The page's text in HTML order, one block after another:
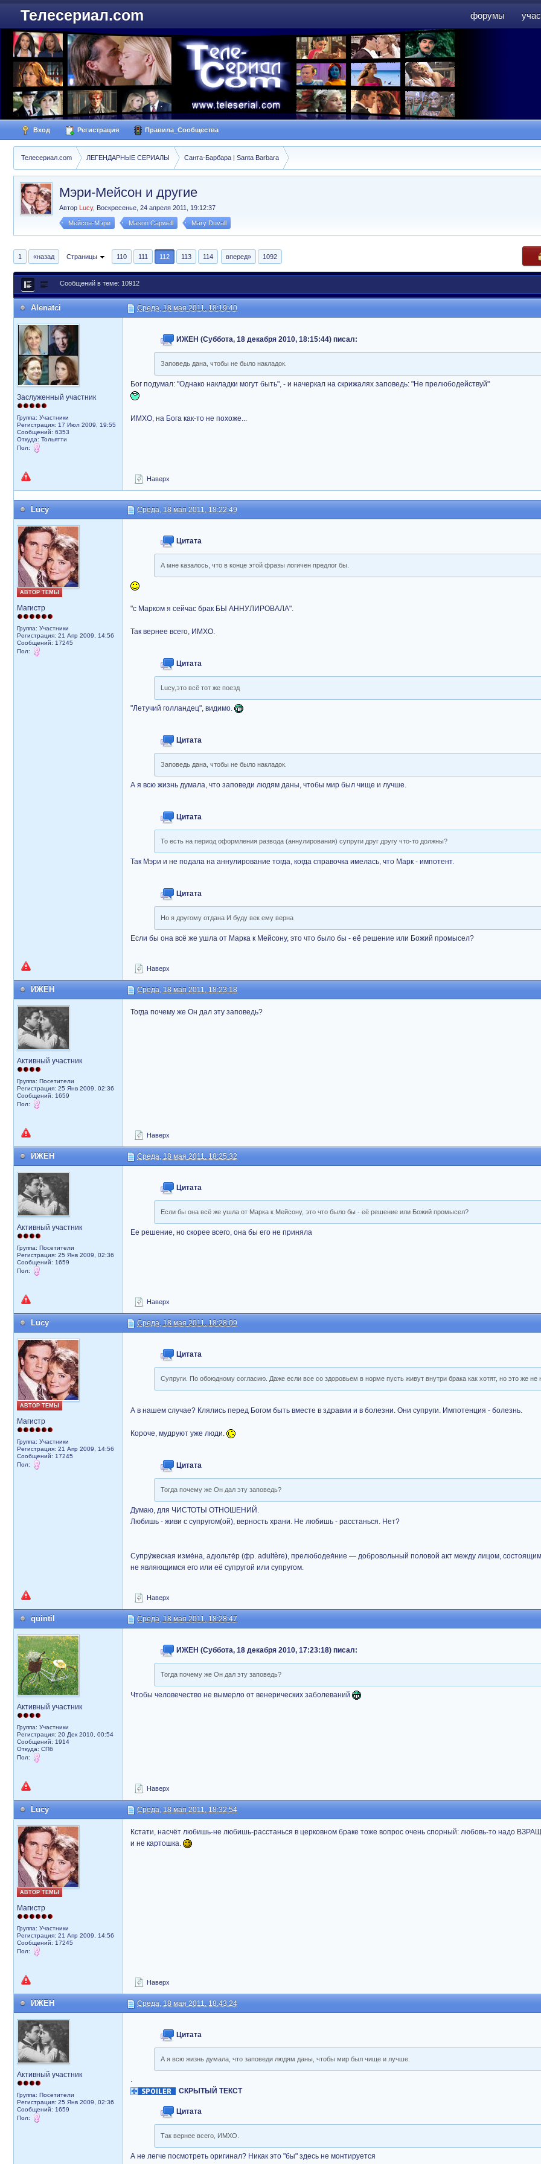
форумы
Телесериал.com
Вход Регистрация Правила_Сообщества
Телесериал.com ЛЕГЕНДАРНЫЕ СЕРИАЛЫ Санта-Барбара | Santa Barbara
Мэри-Мейсон и другие
Автор Lucy, Воскресенье, 24 апреля 2011, 19:12:37
Мейсон-Мэри Mason Capwell Mary Duvall
1 «назад Страницы 110 111 112 113 114 вперед» 1092
Сообщений в теме: 10912
Alenatci Среда, 18 мая 2011, 18:19:40
Заслуженный участник
Группа: Участники
Регистрация: 17 Июл 2009, 19:55
Сообщений: 6353
Откуда: Тольятти
Пол:
ИЖЕН (Суббота, 18 декабря 2010, 18:15:44) писал:
Заповедь дана, чтобы не было накладок.
Бог подумал: "Однако накладки могут быть", - и начеркал на скрижалях заповедь: "Не прелюбодействуй"
ИМХО, на Бога как-то не похоже...
Наверх
Lucy Среда, 18 мая 2011, 18:22:49
АВТОР ТЕМЫ
Магистр
Группа: Участники
Регистрация: 21 Апр 2009, 14:56
Сообщений: 17245
Пол:
Цитата
А мне казалось, что в конце этой фразы логичен предлог бы.
"с Марком я сейчас брак БЫ АННУЛИРОВАЛА".
Так вернее всего, ИМХО.
Цитата
Lucy,это всё тот же поезд
"Летучий голландец", видимо.
Цитата
Заповедь дана, чтобы не было накладок.
А я всю жизнь думала, что заповеди людям даны, чтобы мир был чище и лучше.
Цитата
То есть на период оформления развода (аннулирования) супруги друг другу что-то должны?
Так Мэри и не подала на аннулирование тогда, когда справочка имелась, что Марк - импотент.
Цитата
Но я другому отдана И буду век ему верна
Если бы она всё же ушла от Марка к Мейсону, это что было бы - её решение или Божий промысел?
Наверх
ИЖЕН Среда, 18 мая 2011, 18:23:18
Активный участник
Группа: Посетители
Регистрация: 25 Янв 2009, 02:36
Сообщений: 1659
Пол:
Тогда почему же Он дал эту заповедь?
Наверх
ИЖЕН Среда, 18 мая 2011, 18:25:32
Активный участник
Группа: Посетители
Регистрация: 25 Янв 2009, 02:36
Сообщений: 1659
Пол:
Цитата
Если бы она всё же ушла от Марка к Мейсону, это что было бы - её решение или Божий промысел?
Ее решение, но скорее всего, она бы его не приняла
Наверх
Lucy Среда, 18 мая 2011, 18:28:09
АВТОР ТЕМЫ
Магистр
Группа: Участники
Регистрация: 21 Апр 2009, 14:56
Сообщений: 17245
Пол:
Цитата
Супруги. По обоюдному согласию. Даже если все со здоровьем в норме пусть живут внутри брака как хотят, но это же не
А в нашем случае? Клялись перед Богом быть вместе в здравии и в болезни. Они супруги. Импотенция - болезнь.
Короче, мудруют уже люди.
Цитата
Тогда почему же Он дал эту заповедь?
Думаю, для ЧИСТОТЫ ОТНОШЕНИЙ.
Любишь - живи с супругом(ой), верность храни. Не любишь - расстанься. Нет?
Супру́жеская изме́на, адюльте́р (фр. adultère), прелюбодея́ние — добровольный половой акт между лицом,
не являющимся его или её супругой или супругом.
Наверх
quintil Среда, 18 мая 2011, 18:28:47
Активный участник
Группа: Участники
Регистрация: 20 Дек 2010, 00:54
Сообщений: 1914
Откуда: СПб
Пол:
ИЖЕН (Суббота, 18 декабря 2010, 17:23:18) писал:
Тогда почему же Он дал эту заповедь?
Чтобы человечество не вымерло от венерических заболеваний
Наверх
Lucy Среда, 18 мая 2011, 18:32:54
АВТОР ТЕМЫ
Магистр
Группа: Участники
Регистрация: 21 Апр 2009, 14:56
Сообщений: 17245
Пол:
Кстати, насчёт любишь-не любишь-расстанься в церковном браке тоже вопрос очень спорный: любовь-то надо
и не картошка.
Наверх
ИЖЕН Среда, 18 мая 2011, 18:43:24
Активный участник
Группа: Посетители
Регистрация: 25 Янв 2009, 02:36
Сообщений: 1659
Пол:
Цитата
А я всю жизнь думала, что заповеди людям даны, чтобы мир был чище и лучше.
.
СКРЫТЫЙ ТЕКСТ
Цитата
Так вернее всего, ИМХО.
А не легче посмотреть оригинал? Никак это "бы" здесь не монтируется